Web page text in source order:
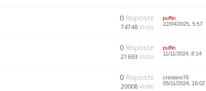
0 Risposte
74748Visite
puffin
22/04/2025, 5:57
0 Risposte
21693 Visite
puffin
11/11/2024, 8:14
0 Risposte
20008Visite
cristiano76
05/11/2024, 16:02